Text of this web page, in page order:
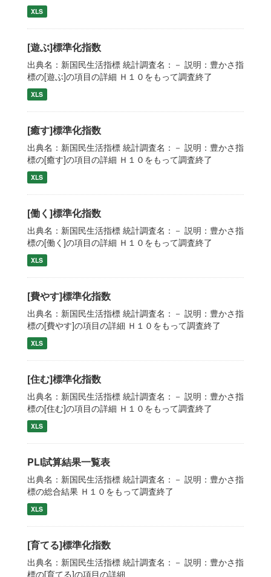
XLS
[遊ぶ]標準化指数
出典名：新国民生活指標 統計調査名：－ 説明：豊かさ指
標の[遊ぶ]の項目の詳細 Ｈ１０をもって調査終了
XLS
[癒す]標準化指数
出典名：新国民生活指標 統計調査名：－ 説明：豊かさ指
標の[癒す]の項目の詳細 Ｈ１０をもって調査終了
XLS
[働く]標準化指数
出典名：新国民生活指標 統計調査名：－ 説明：豊かさ指
標の[働く]の項目の詳細 Ｈ１０をもって調査終了
XLS
[費やす]標準化指数
出典名：新国民生活指標 統計調査名：－ 説明：豊かさ指
標の[費やす]の項目の詳細 Ｈ１０をもって調査終了
XLS
[住む]標準化指数
出典名：新国民生活指標 統計調査名：－ 説明：豊かさ指
標の[住む]の項目の詳細 Ｈ１０をもって調査終了
XLS
PLI試算結果一覧表
出典名：新国民生活指標 統計調査名：－ 説明：豊かさ指
標の総合結果 Ｈ１０をもって調査終了
XLS
[育てる]標準化指数
出典名：新国民生活指標 統計調査名：－ 説明：豊かさ指
標の[育てる]の項目の詳細